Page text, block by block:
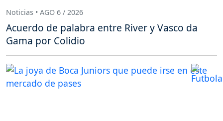
Noticias • AGO 6 / 2026
Acuerdo de palabra entre River y Vasco da
Gama por Colidio